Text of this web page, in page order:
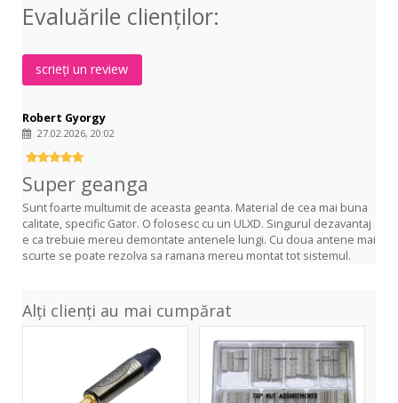
4
Evaluările clienţilor:
scrieți un review
Robert Gyorgy
27.02.2026, 20:02
Super geanga
Sunt foarte multumit de aceasta geanta. Material de cea mai buna
calitate, specific Gator. O folosesc cu un ULXD. Singurul dezavantaj
e ca trebuie mereu demontate antenele lungi. Cu doua antene mai
scurte se poate rezolva sa ramana mereu montat tot sistemul.
Alți clienți au mai cumpărat
Top
Nut
Assortments